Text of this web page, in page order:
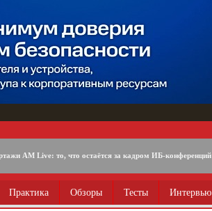
AM Live: то, что остаётся за кадром ИБ-конференций
Практика Обзоры Тесты Интервью